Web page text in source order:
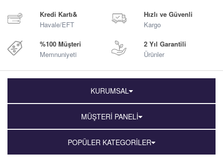
Kredi Kartı&
Havale/EFT
Hızlı ve Güvenli
Kargo
%100 Müşteri
Memnuniyeti
2 Yıl Garantili
Ürünler
KURUMSAL
MÜŞTERİ PANELİ
POPÜLER KATEGORİLER